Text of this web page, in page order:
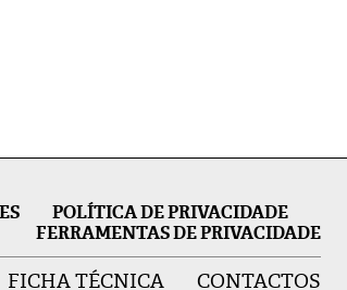
POLÍTICA DE PRIVACIDADE
FERRAMENTAS DE PRIVACIDADE
FICHA TÉCNICA CONTACTOS